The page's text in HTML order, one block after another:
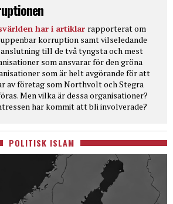
har i artiklar rapporterat om
korruption samt vilseledande
till de två tyngsta och mest
som ansvarar för den gröna
som är helt avgörande för att
av företag som Northvolt och Stegra
Men vilka är dessa organisationer?
har kommit att bli involverade?
POLITISK ISLAM